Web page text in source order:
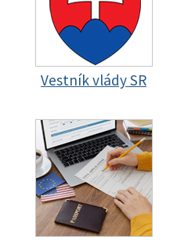
Vestník vlády SR